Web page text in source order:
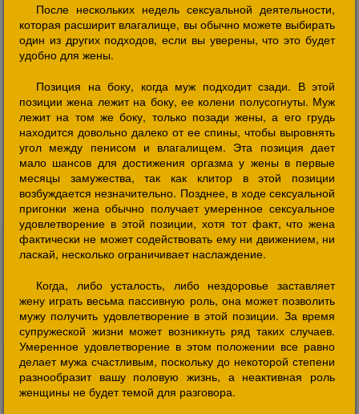
После нескольких недель сексуальной деятельности,
которая расширит влагалище, вы обычно можете выбирать
один из других подходов, если вы уверены, что это будет
удобно для жены.
Позиция на боку, когда муж подходит сзади. В этой
позиции жена лежит на боку, ее колени полусогнуты. Муж
лежит на том же боку, только позади жены, а его грудь
находится довольно далеко от ее спины, чтобы выровнять
угол между пенисом и влагалищем. Эта позиция дает
мало шансов для достижения оргазма у жены в первые
месяцы замужества, так как клитор в этой позиции
возбуждается незначительно. Позднее, в ходе сексуальной
пригонки жена обычно получает умеренное сексуальное
удовлетворение в этой позиции, хотя тот факт, что жена
фактически не может содействовать ему ни движением, ни
ласкай, несколько ограничивает наслаждение.
Когда, либо усталость, либо нездоровье заставляет
жену играть весьма пассивную роль, она может позволить
мужу получить удовлетворение в этой позиции. За время
супружеской жизни может возникнуть ряд таких случаев.
Умеренное удовлетворение в этом положении все равно
делает мужа счастливым, поскольку до некоторой степени
разнообразит вашу половую жизнь, а неактивная роль
женщины не будет темой для разговора.